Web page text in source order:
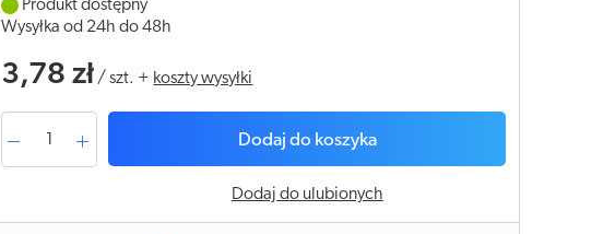
Produkt dostępny
Wysyłka od 24h do 48h
3,78 zł /szt. + koszty wysyłki
Dodaj do koszyka
Dodaj do ulubionych